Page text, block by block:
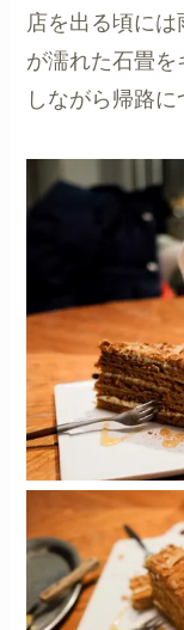
店を出る頃に
が濡れた石畳
しながら帰路に